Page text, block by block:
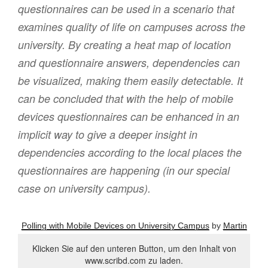
questionnaires can be used in a scenario that
examines quality of life on campuses across the
university. By creating a heat map of location
and questionnaire answers, dependencies can
be visualized, making them easily detectable. It
can be concluded that with the help of mobile
devices questionnaires can be enhanced in an
implicit way to give a deeper insight in
dependencies according to the local places the
questionnaires are happening (in our special
case on university campus).
Polling with Mobile Devices on University Campusby Martin
Klicken Sie auf den unteren Button, um den Inhalt von
www.scribd.com zu laden.